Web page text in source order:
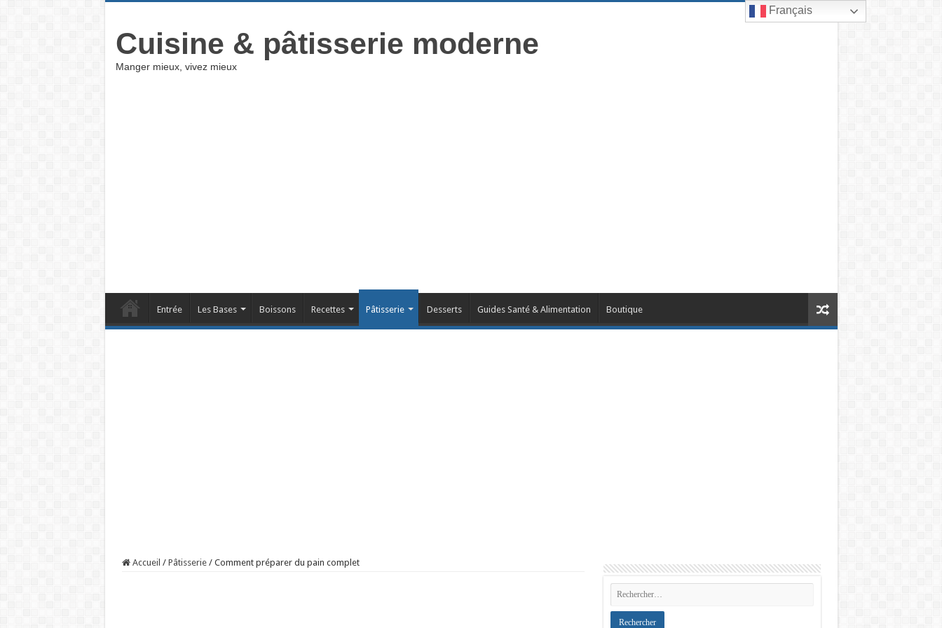
Cuisine & pâtisserie moderne
Manger mieux, vivez mieux
Entrée Les Bases Boissons Recettes Pâtisserie Desserts Guides Santé & Alimentation Boutique
Accueil / Pâtisserie / Comment préparer du pain complet
Français